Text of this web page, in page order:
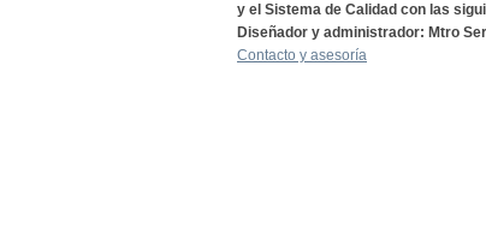
y el Sistema de Calidad con las
Diseñador y administrador: Mtro
Contacto y asesoría